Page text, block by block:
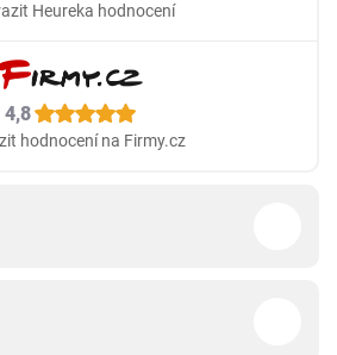
Heureka hodnocení
4,8
hodnocení na Firmy.cz